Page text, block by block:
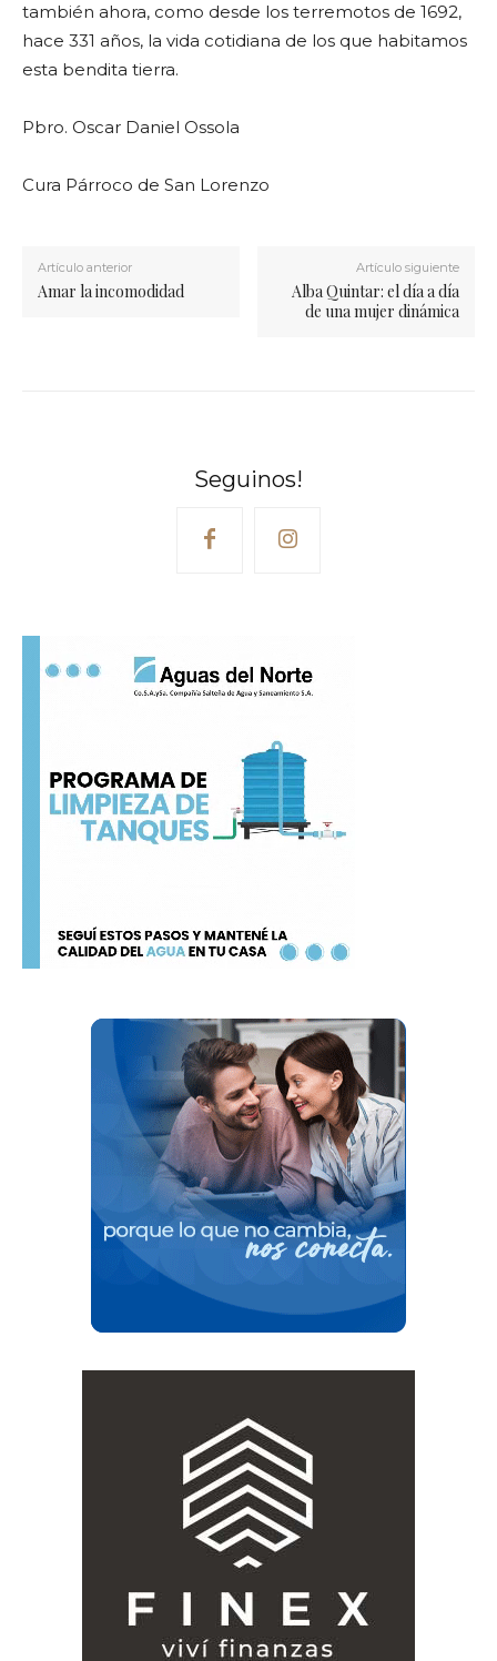
también ahora, como desde los terremotos de 1692,
hace 331 años, la vida cotidiana de los que habitamos
esta bendita tierra.
Pbro. Oscar Daniel Ossola
Cura Párroco de San Lorenzo
Artículo anterior
Amar la incomodidad
Artículo siguiente
Alba Quintar: el día a día
de una mujer dinámica
Seguinos!